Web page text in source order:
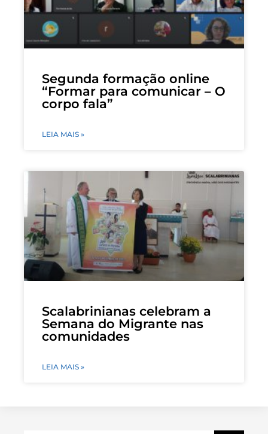
Segunda formação online
“Formar para comunicar – O
corpo fala”
LEIA MAIS »
Scalabrinianas celebram a
Semana do Migrante nas
comunidades
LEIA MAIS »